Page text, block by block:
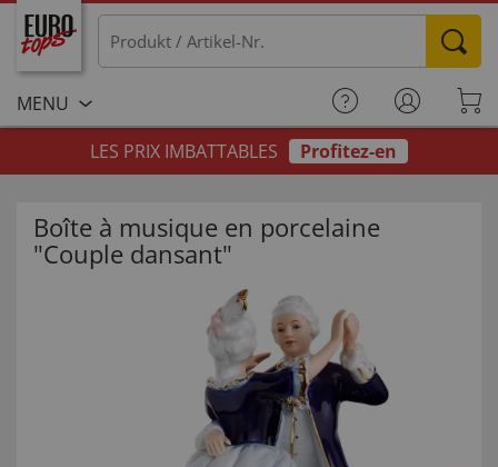
MENU
LES PRIX IMBATTABLES
Profitez-en
Boîte à musique en porcelaine
"Couple dansant"